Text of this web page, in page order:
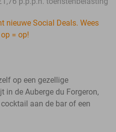
nieuwe Social Deals. Wees
= op!
op een gezellige
in de Auberge du Forgeron,
aan de bar of een